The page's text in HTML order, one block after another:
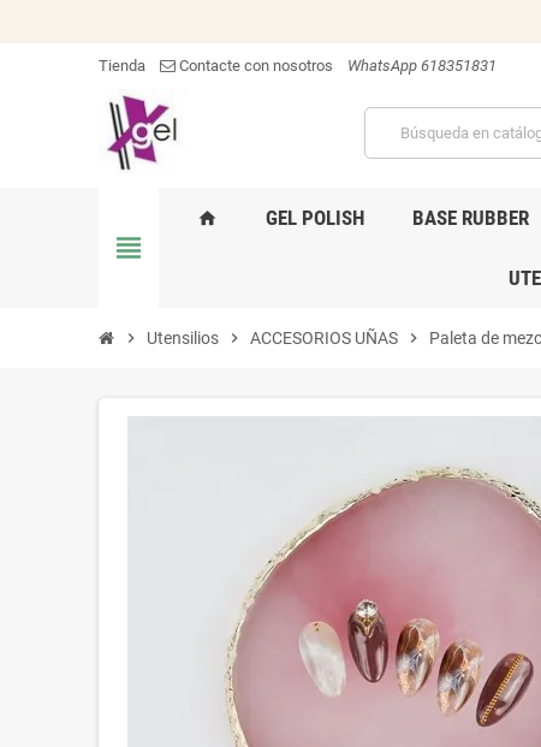
Tienda Contacte con nosotros WhatsApp 618351831
view_headline
home GEL POLISH BASE RUBBER
chevron_right Utensilios chevron_right ACCESORIOS UÑAS chevron_right Paleta de